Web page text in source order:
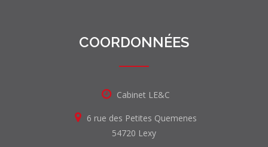
COORDONNÉES
Cabinet LE&C
6 rue des Petites Quemenes
54720 Lexy